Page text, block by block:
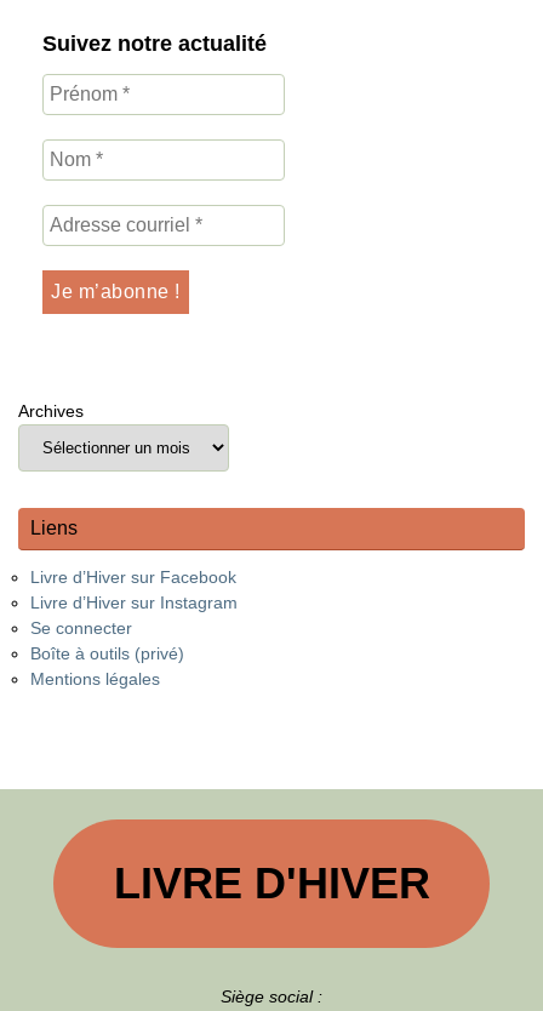
Suivez notre actualité
Archives
Liens
Livre d’Hiver sur Facebook
Livre d’Hiver sur Instagram
Se connecter
Boîte à outils (privé)
Mentions légales
LIVRE D'HIVER
Siège social :